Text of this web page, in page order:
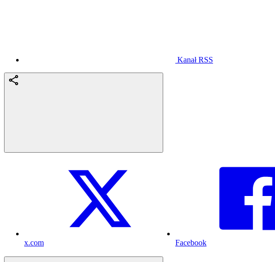
Kanał RSS
x.com Facebook